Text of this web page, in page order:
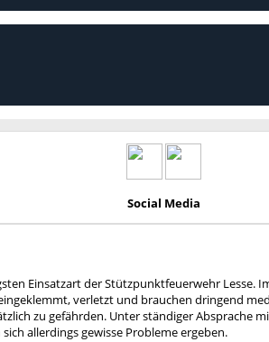
Social Media
Einsatzart der Stützpunktfeuerwehr
verletzt und brauchen dringend
zu gefährden. Unter ständiger Absprache
allerdings gewisse Probleme ergeben.